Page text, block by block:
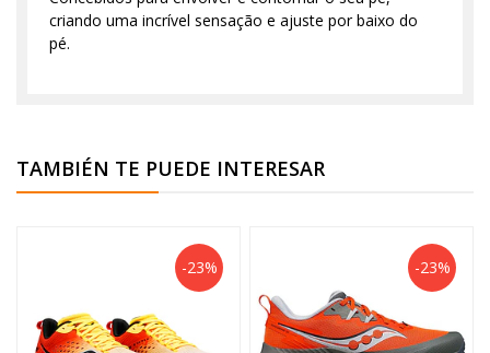
criando uma incrível sensação e ajuste por baixo do
pé.
TAMBIÉN TE PUEDE INTERESAR
-23% -23%